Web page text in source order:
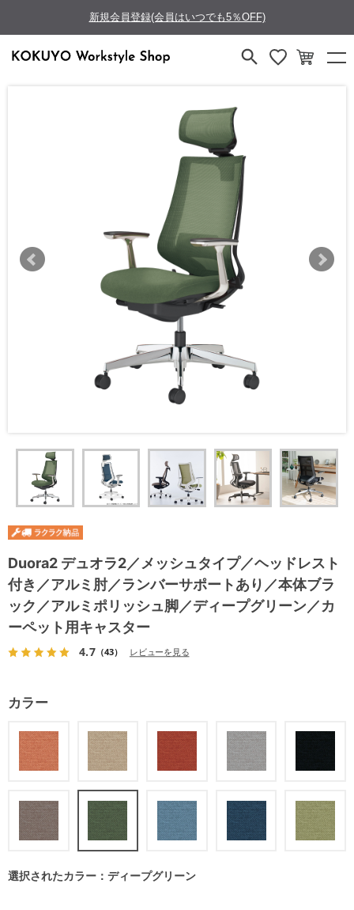
新規会員登録(会員はいつでも5％OFF)
Duora2 デュオラ2／メッシュタイプ／ヘッドレスト
付き／アルミ肘／ランバーサポートあり／本体ブラ
ック／アルミポリッシュ脚／ディープグリーン／カ
ーペット用キャスター
4.7（43） レビューを見る
カラー
選択されたカラー：ディープグリーン